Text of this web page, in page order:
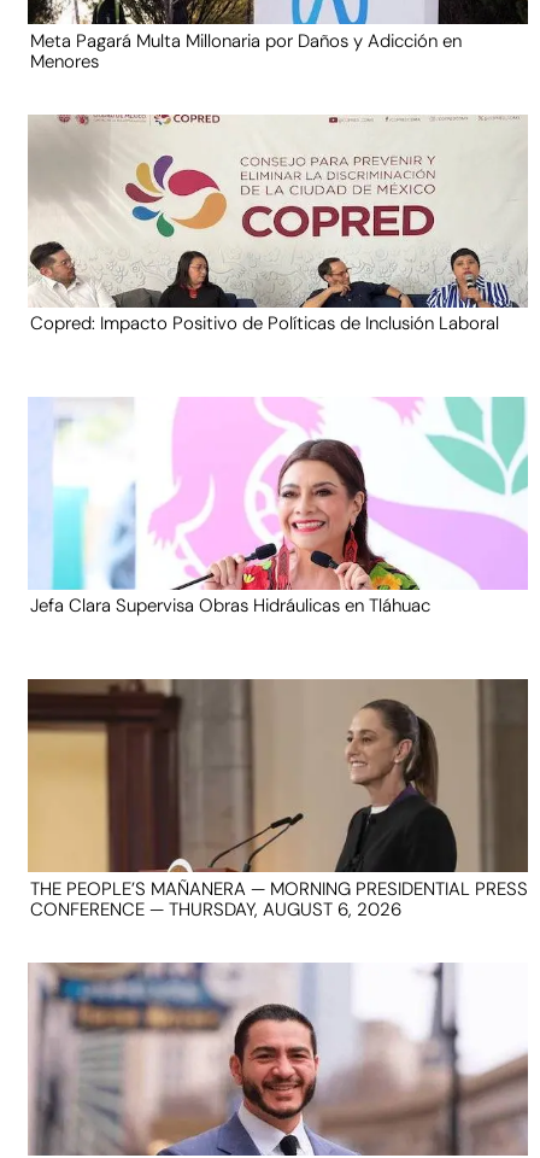
Meta Pagará Multa Millonaria por Daños y Adicción en
Menores
Copred: Impacto Positivo de Políticas de Inclusión Laboral
Jefa Clara Supervisa Obras Hidráulicas en Tláhuac
THE PEOPLE’S MAÑANERA — MORNING PRESIDENTIAL PRESS
CONFERENCE — THURSDAY, AUGUST 6, 2026